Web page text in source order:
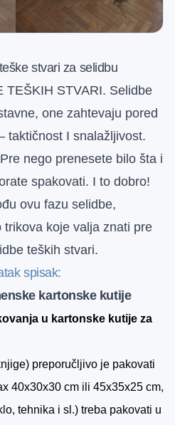
stvari za selidbu
TEŠKIH STVARI. Selidbe
one zahtevaju pored
taktičnost I snalažljivost.
Pre nego prenesete bilo šta i
spakovati. I to dobro!
ovu fazu selidbe,
koje valja znati pre
teških stvari.
spisak:
kartonske kutije
u kartonske kutije za
preporučljivo je pakovati
40x30x30 cm ili 45x35x25 cm,
tehnika i sl.) treba pakovati u